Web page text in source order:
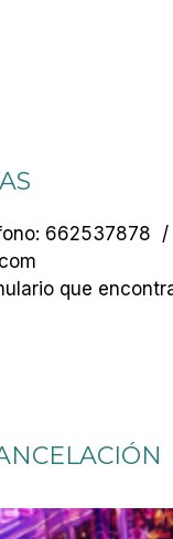
662537878
que